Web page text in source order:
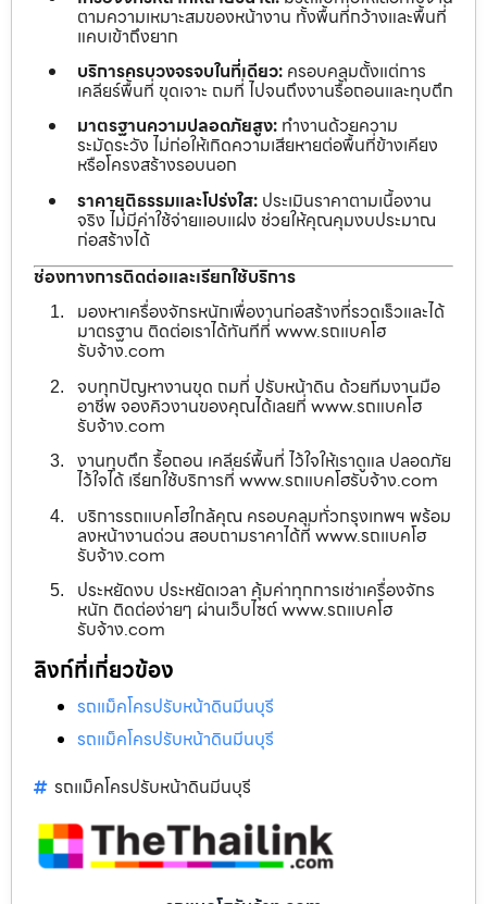
ตามความเหมาะสมของหน้างาน ทั้งพื้นที่กว้างและพื้นที่
แคบเข้าถึงยาก
บริการครบวงจรจบในที่เดียว: ครอบคลุมตั้งแต่การ
เคลียร์พื้นที่ ขุดเจาะ ถมที่ ไปจนถึงงานรื้อถอนและทุบตึก
มาตรฐานความปลอดภัยสูง: ทำงานด้วยความ
ระมัดระวัง ไม่ก่อให้เกิดความเสียหายต่อพื้นที่ข้างเคียง
หรือโครงสร้างรอบนอก
ราคายุติธรรมและโปร่งใส: ประเมินราคาตามเนื้องาน
จริง ไม่มีค่าใช้จ่ายแอบแฝง ช่วยให้คุณคุมงบประมาณ
ก่อสร้างได้
ช่องทางการติดต่อและเรียกใช้บริการ
มองหาเครื่องจักรหนักเพื่องานก่อสร้างที่รวดเร็วและได้
มาตรฐาน ติดต่อเราได้ทันทีที่ www.รถแบคโฮ
รับจ้าง.com
จบทุกปัญหางานขุด ถมที่ ปรับหน้าดิน ด้วยทีมงานมือ
อาชีพ จองคิวงานของคุณได้เลยที่ www.รถแบคโฮ
รับจ้าง.com
งานทุบตึก รื้อถอน เคลียร์พื้นที่ ไว้ใจให้เราดูแล ปลอดภัย
ไว้ใจได้ เรียกใช้บริการที่ www.รถแบคโฮรับจ้าง.com
บริการรถแบคโฮใกล้คุณ ครอบคลุมทั่วกรุงเทพฯ พร้อม
ลงหน้างานด่วน สอบถามราคาได้ที่ www.รถแบคโฮ
รับจ้าง.com
ประหยัดงบ ประหยัดเวลา คุ้มค่าทุกการเช่าเครื่องจักร
หนัก ติดต่อง่ายๆ ผ่านเว็บไซต์ www.รถแบคโฮ
รับจ้าง.com
ลิงก์ที่เกี่ยวข้อง
รถแม็คโครปรับหน้าดินมีนบุรี
รถแม็คโครปรับหน้าดินมีนบุรี
รถแม็คโครปรับหน้าดินมีนบุรี